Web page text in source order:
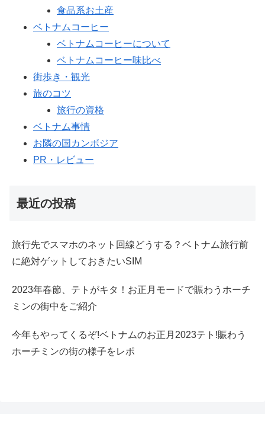
食品系お土産
ベトナムコーヒー
ベトナムコーヒーについて
ベトナムコーヒー味比べ
街歩き・観光
旅のコツ
旅行の資格
ベトナム事情
お隣の国カンボジア
PR・レビュー
最近の投稿
旅行先でスマホのネット回線どうする？ベトナム旅行前
に絶対ゲットしておきたいSIM
2023年春節、テトがキタ！お正月モードで賑わうホーチ
ミンの街中をご紹介
今年もやってくるぞ!ベトナムのお正月2023テト!賑わう
ホーチミンの街の様子をレポ